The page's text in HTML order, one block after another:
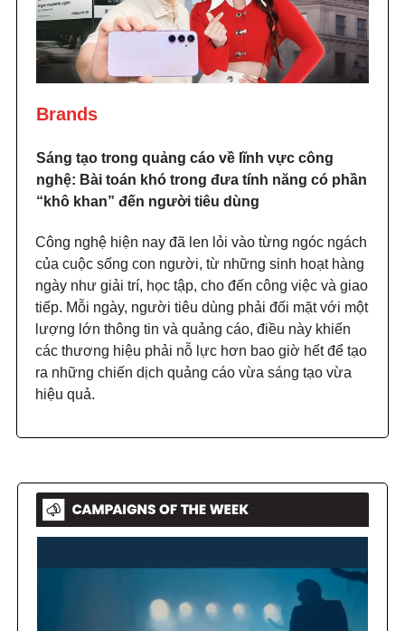
Brands
Sáng tạo trong quảng cáo về lĩnh vực công
nghệ: Bài toán khó trong đưa tính năng có phần
“khô khan” đến người tiêu dùng
Công nghệ hiện nay đã len lỏi vào từng ngóc ngách
của cuộc sống con người, từ những sinh hoạt hàng
ngày như giải trí, học tập, cho đến công việc và giao
tiếp. Mỗi ngày, người tiêu dùng phải đối mặt với một
lượng lớn thông tin và quảng cáo, điều này khiến
các thương hiệu phải nỗ lực hơn bao giờ hết để tạo
ra những chiến dịch quảng cáo vừa sáng tạo vừa
hiệu quả.